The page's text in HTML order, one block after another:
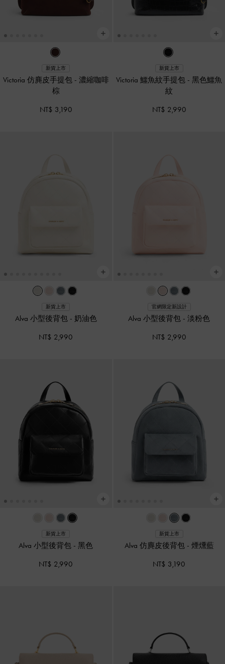
新貨上市
Victoria 仿麂皮手提包 - 濃縮咖啡
棕
NT$ 3,190
新貨上市
Victoria 鱷魚紋手提包 -黑色鱷魚
紋
NT$ 2,990
新貨上市
Alva 小型後背包 - 奶油色
NT$ 2,990
官網限定新設計
Alva 小型後背包 -淡粉色
NT$ 2,990
新貨上市
Alva 小型後背包 -黑色
NT$ 2,990
新貨上市
Alva 仿麂皮後背包 - 煙燻藍
NT$ 3,190